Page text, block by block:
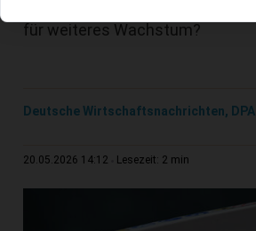
für weiteres Wachstum?
Deutsche Wirtschaftsnachrichten, DPA
20.05.2026 14:12 Lesezeit: 2 min